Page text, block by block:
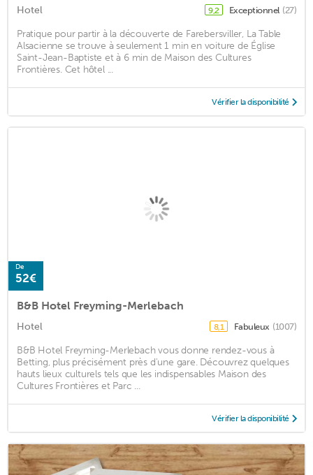
Hotel 9,2 Exceptionnel (27)
Pratique pour partir à la découverte de Farebersviller, La Table
Alsacienne se trouve à seulement 1 min en voiture de Église
Saint-Jean-Baptiste et à 6 min de Maison des Cultures
Frontières. Cet hôtel ...
Vérifier la disponibilité
De
52€
B&B Hotel Freyming-Merlebach
Hotel 8,1 Fabuleux (1007)
B&B Hotel Freyming-Merlebach vous donne rendez-vous à
Betting, plus précisément près d'une gare. Découvrez quelques
hauts lieux culturels tels que les indispensables Maison des
Cultures Frontières et Parc ...
Vérifier la disponibilité